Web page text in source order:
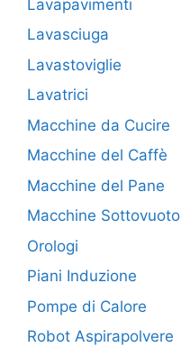
Lavapavimenti
Lavasciuga
Lavastoviglie
Lavatrici
Macchine da Cucire
Macchine del Caffè
Macchine del Pane
Macchine Sottovuoto
Orologi
Piani Induzione
Pompe di Calore
Robot Aspirapolvere